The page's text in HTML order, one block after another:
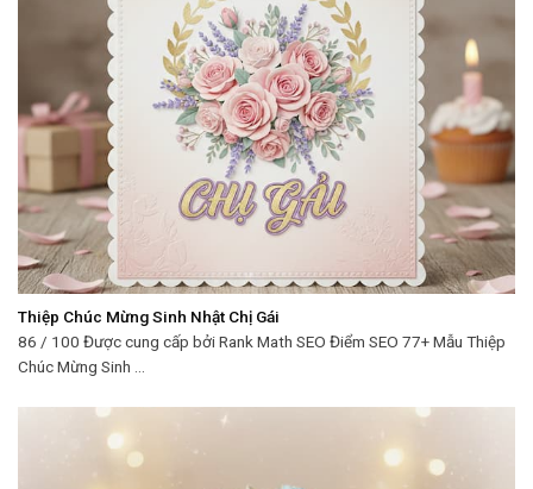
Thiệp Chúc Mừng Sinh Nhật Chị Gái
86 / 100 Được cung cấp bởi Rank Math SEO Điểm SEO 77+ Mẫu Thiệp
Chúc Mừng Sinh ...